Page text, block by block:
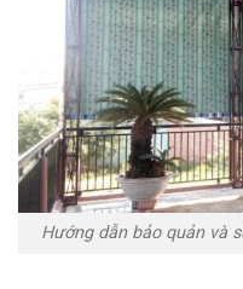
Hướng dẫn bảo quản và